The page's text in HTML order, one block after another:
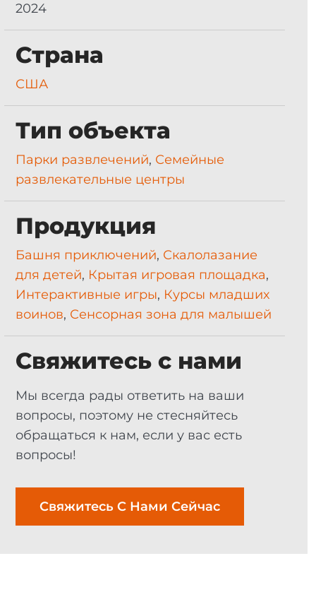
2024
Страна
США
Тип объекта
Парки развлечений, Семейные
развлекательные центры
Продукция
Башня приключений, Скалолазание
для детей, Крытая игровая площадка,
Интерактивные игры, Курсы младших
воинов, Сенсорная зона для малышей
Свяжитесь с нами
Мы всегда рады ответить на ваши
вопросы, поэтому не стесняйтесь
обращаться к нам, если у вас есть
вопросы!
Свяжитесь С Нами Сейчас